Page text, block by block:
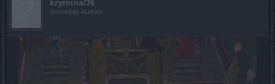
kryminal76
Someday Author